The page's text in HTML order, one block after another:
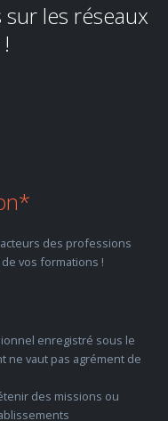
les réseaux
des professions
vos formations !
enregistré sous le
ne vaut pas agrément de
des missions ou